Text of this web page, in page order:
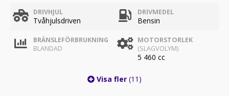
DRIVHJUL
Tvåhjulsdriven
DRIVMEDEL
Bensin
BRÄNSLEFÖRBRUKNING
BLANDAD
MOTORSTORLEK
(SLAGVOLYM)
5 460 cc
Visa fler (11)